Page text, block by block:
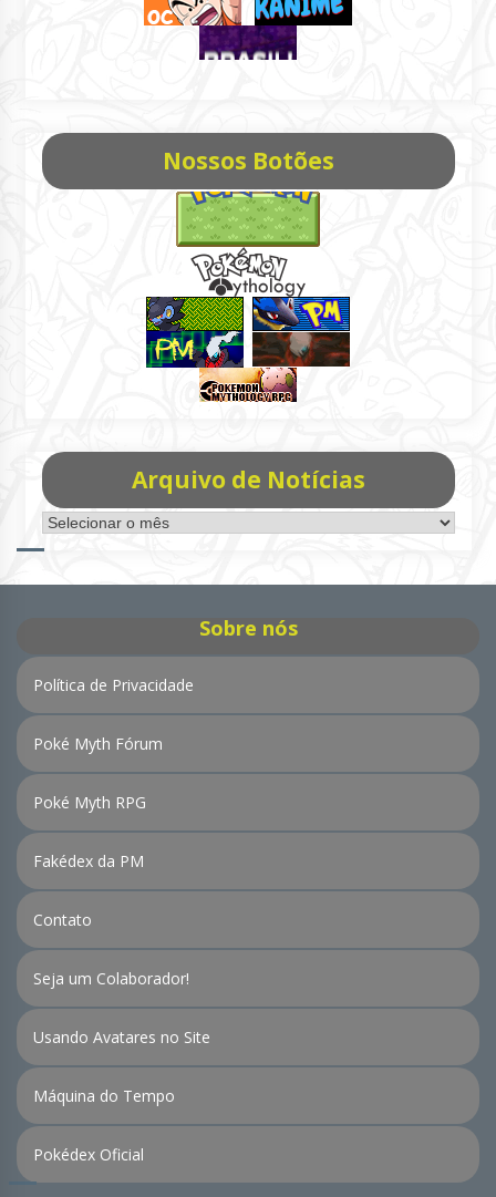
Nossos Botões
Arquivo de Notícias
Arquivo
de
Sobre nós
Política de Privacidade
Poké Myth Fórum
Poké Myth RPG
Fakédex da PM
Contato
Seja um Colaborador!
Usando Avatares no Site
Máquina do Tempo
Pokédex Oficial